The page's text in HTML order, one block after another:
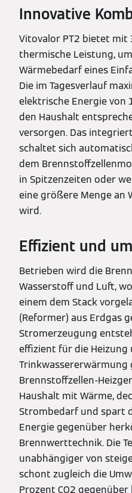
Innovative
Vitovalor PT2 bietet mit
thermische Leistung,
Wärmebedarf eines
Die im Tagesverlauf
elektrische Energie von
den Haushalt
versorgen. Das
schaltet sich
dem
in Spitzenzeiten oder
eine größere Menge an
wird.
Effizient und
Betrieben wird die
Wasserstoff und Luft,
einem dem Stack
(Reformer) aus Erdgas
Stromerzeugung
effizient für die Heizung
Trinkwassererwärmung
Brennstoffzellen-
Haushalt mit Wärme,
Strombedarf und spart
Energie gegenüber
Brennwerttechnik. Die
unabhängiger von
schont zugleich die
Prozent CO2